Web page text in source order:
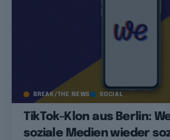
BREAK/THE NEWS SOCIAL
TikTok-Klon aus Berlin:
soziale Medien wieder